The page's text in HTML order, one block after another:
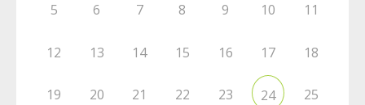
5 6 7 8 9 10 11
12 13 14 15 16 17 18
19 20 21 22 23 24 25